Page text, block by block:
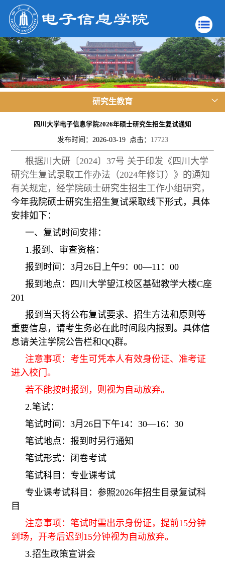
研究生教育
四川大学电子信息学院2026年硕士研究生招生复试通知
发布时间：2026-03-19 点击： 17723
根据川大研〔2024〕37号 关于印发《四川大学
研究生复试录取工作办法（2024年修订）》的通知
有关规定，经学院硕士研究生招生工作小组研究，
今年我院硕士研究生招生复试采取线下形式，具体
安排如下：
一、复试时间安排：
1.报到、审查资格：
报到时间：3月26日上午9：00—11：00
报到地点：四川大学望江校区基础教学大楼C座
201
报到当天将公布复试要求、招生方法和原则等
重要信息，请考生务必在此时间段内报到。具体信
息请关注学院公告栏和QQ群。
注意事项：考生可凭本人有效身份证、准考证
进入校门。
若不能按时报到，则视为自动放弃。
2.笔试：
笔试时间：3月26 日下午14：30—16：30
笔试地点 ：报到时另行通知
笔试形式：闭卷考试
笔试科目：专业课考试
专业课考试科目： 参照2026年招生目录复试科
目
注意事项：笔试时需出示身份证，提前15分钟
到场，开考后迟到15分钟视为自动放弃。
3.招生政策宣讲会